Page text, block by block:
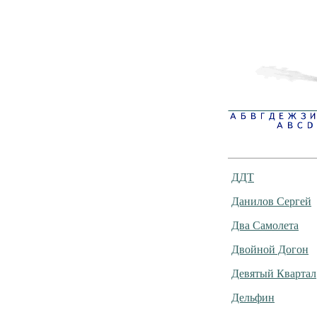
ДДТ
Данилов Сергей
Два Самолета
Двойной Догон
Девятый Квартал
Дельфин